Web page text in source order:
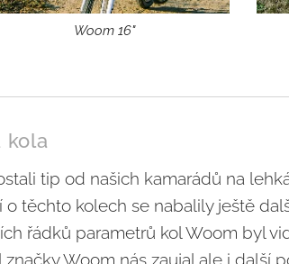
Woom 16"
kola
tip od našich kamarádů na
těchto kolech se nabalily ještě
řádků parametrů kol Woom byl
značky Woom nás zaujal ale i další